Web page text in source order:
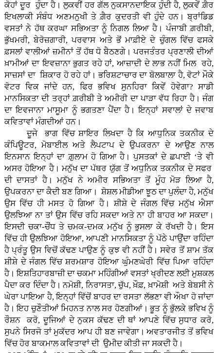
ਕੋਹਾਂ ਦੂਰ ਹੁੰਦਾ ਹੈ। ਲੁਕਵੀਂ ਹਰ ਗੱਲ ਨੁਕਸਾਨਦਾਇਕ ਹੁੰਦੀ ਹੈ, ਲੁਕਵੇਂ ਗ਼ੈਰ
ਇਖਲਾਕੀ ਸੰਬੰਧ ਅਣਮਨੁਖੀ ਤੇ ਗ਼ੈਰ ਕੁਦਰਤੀ ਵੀ ਹੁੰਦੇ ਹਨ। ਬ੍ਰਾਂਡਿਡ
ਵਸਤਾਂ ਨੇ ਹੱਥ ਕਰਘਾ ਸਭਿਅਤਾ ਨੂੰ ਨਿਗਲ ਲਿਆ ਹੈ। ਪੰਜਾਬੀ ਗ਼ਰੀਬੀ,
ਭੁੱਖਮਰੀ, ਬੇਰੋਜ਼ਗਾਰੀ, ਪਰਵਾਸ ਅਤੇ ਭੋਂ ਮਾਫ਼ੀਏ ਦੇ ਚੁੰਗਲ ਵਿੱਚ ਫਸਕੇ
ਫ਼ਸਲਾਂ ਵਾਲੀਆਂ ਜ਼ਮੀਨਾਂ ਤੋਂ ਹੱਥ ਧੋ ਬੈਠਣਗੇ। ਪਰਜਤੰਤਰ ਪ੍ਰਣਾਲੀ ਦੀਆਂ
ਖ਼ਾਮੀਆਂ ਦਾ ਇਵਜ਼ਾਨਾ ਭੁਗਤ ਰਹੇ ਹਾਂ, ਆਜ਼ਾਦੀ ਦੇ ਲਾਭ ਨਹੀਂ ਮਿਲ ਰਹੇ,
ਸਾਜ਼ਸਾਂ ਦਾ ਸ਼ਿਕਾਰ ਹੋ ਰਹੇ ਹਾਂ। ਭਰਿਸ਼ਟਾਚਾਰ ਦਾ ਬੋਲਬਾਲਾ ਹੈ, ਵੋਟਾਂ ਮੌਕੇ
ਵੋਟਰ ਵਿਕ ਜਾਂਦੇ ਹਨ, ਫਿਰ ਭਵਿਖ ਸੁਨਹਿਰਾ ਕਿਵੇਂ ਹੋਵੇਗਾ? ਸਾਡੀ
ਮਾਨਸਿਕਤਾ ਦੀ ਤਰ੍ਹਾਂ ਗ਼ਰੀਬੀ ਤੇ ਅਮੀਰੀ ਦਾ ਪਾੜਾ ਵੱਧ ਰਿਹਾ ਹੈ। ਜੰਗ
ਦਾ ਇਵਜਾਨਾ ਮਾਸੂਮਾ ਨੂੰ ਭਗਤਣਾ ਪੈਂਦਾ ਹੈ। ਇਨ੍ਹਾਂ ਸਵਾਲਾਂ ਦੇ ਜਵਾਬ
ਕਵਿਤਾਵਾਂ ਮੰਗਦੀਆਂ ਹਨ।
ਦੂਜੇ ਭਾਗ ਵਿੱਚ ਸ਼ਾਇਰ ਲਿਖਦਾ ਹੈ ਕਿ ਆਧੁਨਿਕ ਤਕਨੀਕ ਦੇ
ਕੰਪਿਊਟਰ, ਮੋਬਾਈਲ ਅਤੇ ਲੈਪਟਾਪ ਦੇ ਉਪਕਰਨਾ ਦੇ ਆਉਣ ਨਾਲ
ਇਨਸਾਨ ਇਨ੍ਹਾਂ ਦਾ ਗ਼ੁਲਾਮ ਹੋ ਗਿਆ ਹੈ। ਪੁਸਤਕਾਂ ਦੇ ਛਪਾਈ ‘ਤੇ ਵੀ
ਅਸਰ ਹੋਇਆ ਹੈ। ਮਨੁੱਖ ਦਾ ਪੱਥਰ ਯੁੱਗ ਤੋਂ ਅਧੁਨਿਕ ਤਕਨੀਕ ਦੇ ਸਫਰ
ਦੀ ਦਾਸਤਾਂ ਹੈ। ਮਨੁੱਖ ਨੇ ਅਮੀਰ ਸਭਿਅਤਾ ਤੋਂ ਮੂੰਹ ਮੋੜ ਲਿਆ ਹੈ,
ਉਪਕਰਨਾ ਦਾ ਕੈਦੀ ਬਣ ਗਿਆ। ਸ਼ੋਸ਼ਲ ਮੀਡੀਆ ਝੂਠ ਦਾ ਪੁਲੰਦਾ ਹੈ, ਮਨੁੱਖ
ਉਸ ਵਿੱਚ ਹੀ ਮਸਤ ਹੋ ਗਿਆ ਹੈ। ਸ਼ੀਸ਼ੇ ਦੇ ਜੰਗਲ ਵਿੱਚ ਮਨੁੱਖ ਐਸਾ
ਉਲਝਿਆ ਨਾ ਤਾਂ ਉਸ ਵਿੱਚ ਰਹਿ ਸਕਦਾ ਅਤੇ ਨਾ ਹੀ ਬਾਹਰ ਆ ਸਕਦਾ।
ਇਸਦੀ ਚਕਾ-ਚੌਂਧ ਤੇ ਚਮਕ-ਦਮਕ ਮਨੁੱਖ ਨੂੰ ਭੁਸਲਾ ਕੇ ਰੱਖਦੀ ਹੈ। ਇਸ
ਵਿੱਚ ਹੀ ਉਲਝਿਆ ਹੋਇਆ, ਆਪਣੀ ਮਾਨਸਿਕਤਾ ਨੂੰ ਪੱਠੇ ਪਾਉਂਦਾ ਰਹਿੰਦਾ
ਹੈ ਪ੍ਰੰਤੂ ਉਸ ਵਿਚੋਂ ਕੱਢਣ ਪਾਉਣ ਨੂੰ ਕੁਝ ਵੀ ਨਹੀਂ ਹੈ। ਸਵੇਰ ਤੋਂ ਸ਼ਾਮ ਤੱਕ
ਸ਼ੀਸ਼ੇ ਦੇ ਜੰਗਲ ਵਿੱਚ ਸ਼ਰਮਸ਼ਾਰ ਹੋਇਆ ਘੁੰਮਣਘੇਰੀ ਵਿੱਚ ਪਿਆ ਰਹਿੰਦਾ
ਹੈ। ਇਸ਼ਤਿਹਾਰਬਾਜ਼ੀ ਦਾ ਚਕਮਾ ਮਹਿੰਗੀਆਂ ਵਸਤਾਂ ਖ੍ਰੀਦਣ ਲਈ ਮੁਸ਼ਕਲ
ਪੈਦਾ ਕਰ ਦਿੰਦਾ ਹੈ। ਨਮੋਸ਼ੀ, ਨਿਰਾਸਤਾ, ਚੁੱਪ, ਖ਼ੌਫ਼, ਖ਼ਾਮੋਸ਼ੀ ਅਤੇ ਬੇਬਸੀ ਨੇ
ਘੇਰਾ ਪਾਇਆ ਹੈ, ਇਨ੍ਹਾਂ ਵਿੱਚੋਂ ਬਾਹਰ ਦਾ ਰਸਤਾ ਲੱਭਣਾ ਵੀ ਔਖਾ ਹੋ ਜਾਂਦਾ
ਹੈ। ਇਹ ਚੁਣੌਤੀਆਂ ਮਿਹਨਤ ਨਾਲ ਸਰ ਹੋਣਗੀਆਂ। ਭੂਤ ਨੂੰ ਭੁੱਲਕੇ ਭਵਿਖ ਨੂੰ
ਰੌਸ਼ਨ ਕਰੋ, ਦੂਜਿਆਂ ਦੇ ਨੁਕਸ ਕੱਢਣ ਦੀ ਥਾਂ ਆਪਣੇ ਵਿੱਚ ਸੁਧਾਰ ਕਰੋ,
ਸੁਪਨੇ ਸਿਰਜੋ ਤਾਂ ਮੁਕੱਦਰ ਆਪ ਹੀ ਬਣ ਜਾਵੇਗਾ। ਅਵਤਾਰਜੀਤ ਤੋਂ ਭਵਿਖ
ਵਿੱਚ ਹੋਰ ਬਾਕਮਾਲ ਕਵਿਤਾਵਾਂ ਦੀ ਉਮੀਦ ਕੀਤੀ ਜਾ ਸਕਦੀ ਹੈ।